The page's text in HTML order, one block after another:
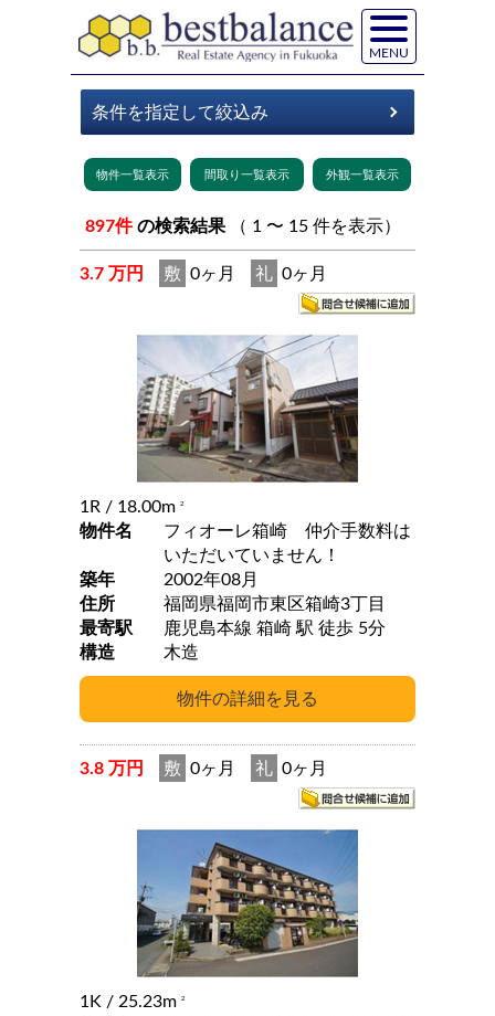
MENU
897件 の検索結果 （ 1 〜 15 件を表示）
3.7 万円 敷 0ヶ月 礼 0ヶ月
1R / 18.00m 2
物件名
フィオーレ箱崎 仲介手数料は
いただいていません！
築年
2002年08月
住所
福岡県福岡市東区箱崎3丁目
最寄駅
鹿児島本線 箱崎 駅 徒歩 5分
構造
木造
3.8 万円 敷 0ヶ月 礼 0ヶ月
1K / 25.23m 2